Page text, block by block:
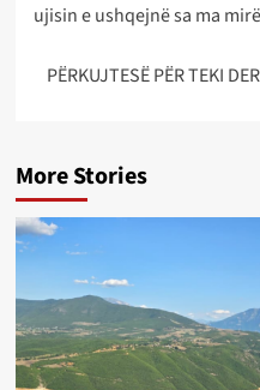
ujisin e ushqejnë sa ma mirë
PËRKUJTESË PËR TEKI
More Stories